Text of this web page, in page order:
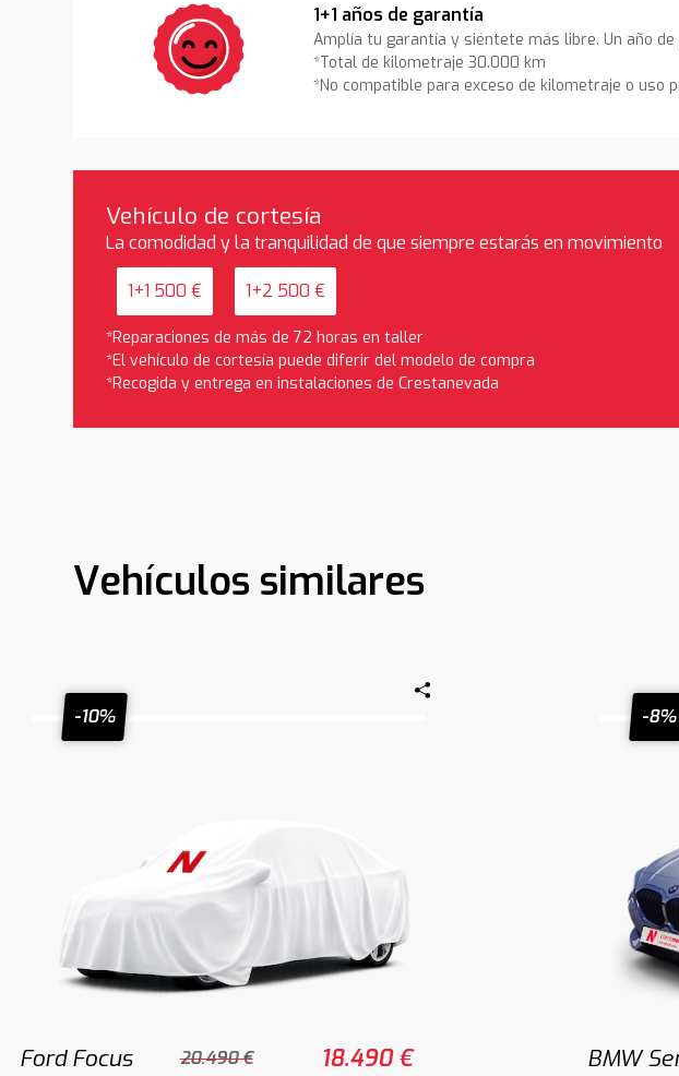
1+1 años de garantía
Amplía tu garantía y siéntete más libre. Un año
*Total de kilometraje 30.000 km
*No compatible para exceso de kilometraje o uso
Vehículo de cortesía
La comodidad y la tranquilidad de que siempre estarás en movimiento
1+1 500 € 1+2 500 €
*Reparaciones de más de 72 horas en taller
*El vehículo de cortesía puede diferir del modelo de compra
*Recogida y entrega en instalaciones de Crestanevada
Vehículos similares
-10%
Ford Focus 20.490 € 18.490 €
-8%
BMW